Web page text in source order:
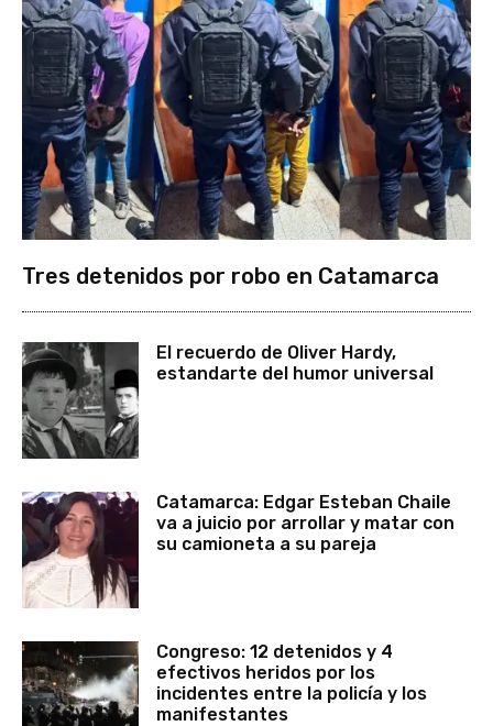
Tres detenidos por robo en Catamarca
El recuerdo de Oliver Hardy,
estandarte del humor universal
Catamarca: Edgar Esteban Chaile
va a juicio por arrollar y matar con
su camioneta a su pareja
Congreso: 12 detenidos y 4
efectivos heridos por los
incidentes entre la policía y los
manifestantes